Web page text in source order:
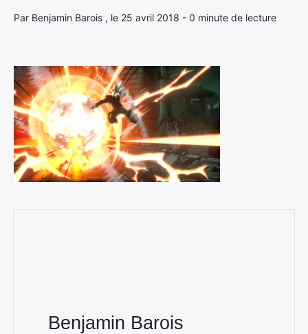
Par Benjamin Barois , le 25 avril 2018 - 0 minute de lecture
Benjamin Barois